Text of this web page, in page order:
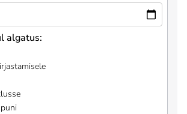
algatus: